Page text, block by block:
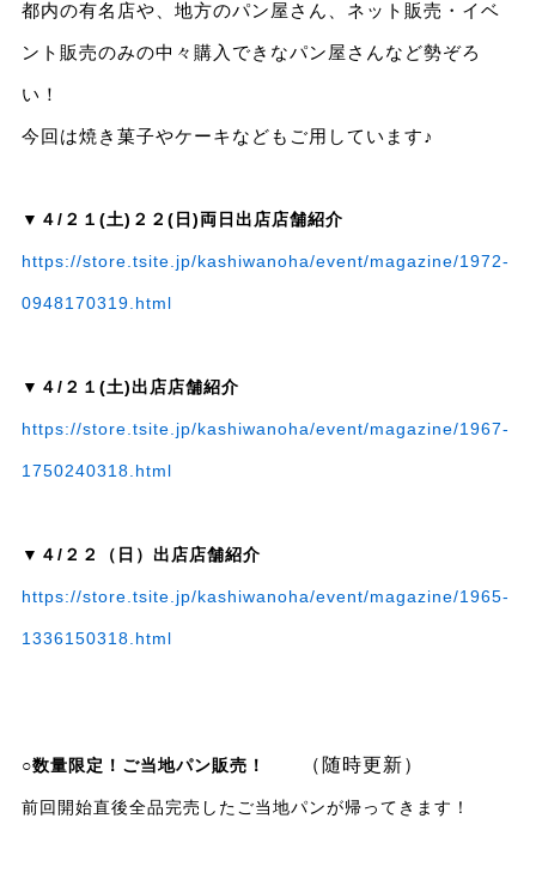
都内の有名店や、地方のパン屋さん、ネット販売・イベ
ント販売のみの中々購入できなパン屋さんなど勢ぞろ
い！
今回は焼き菓子やケーキなどもご用しています♪
▼ ４/２１(土)２２(日)両日出店店舗紹介
https://store.tsite.jp/kashiwanoha/event/magazine/1972-
0948170319.html
▼４/２１(土)出店店舗紹介
https://store.tsite.jp/kashiwanoha/event/magazine/1967-
1750240318.html
▼４/２２（日）出店店舗紹介
https://store.tsite.jp/kashiwanoha/event/magazine/1965-
1336150318.html
○数量限定！ご当地パン販売！ （随時更新）
前回開始直後全品完売したご当地パンが帰ってきます！